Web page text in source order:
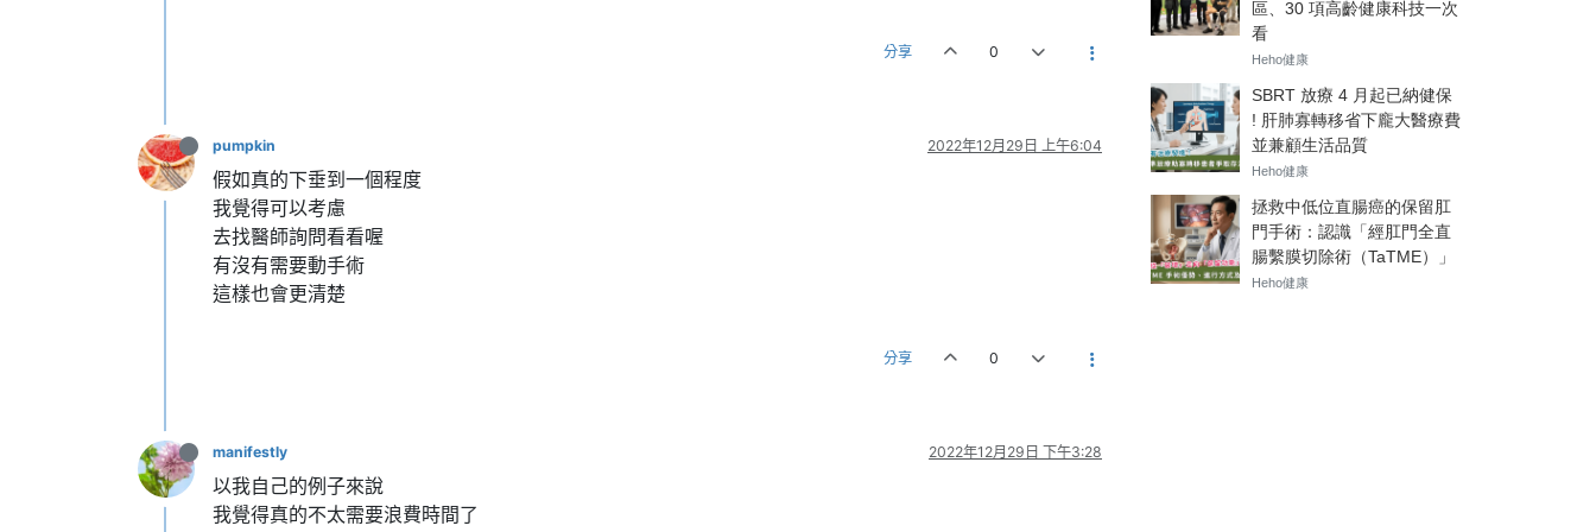
分享 0
pumpkin 2022年12月29日 上午6:04
假如真的下垂到一個程度
我覺得可以考慮
去找醫師詢問看看喔
有沒有需要動手術
這樣也會更清楚
分享 0
manifestly 2022年12月29日 下午3:28
以我自己的例子來說
我覺得真的不太需要浪費時間了